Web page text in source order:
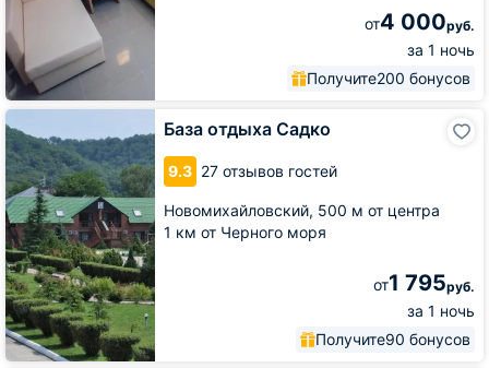
от4 000руб.
за 1 ночь
Получите200 бонусов
База отдыха Садко
9.3 27 отзывов гостей
Новомихайловский, 500 м от центра
1 км от Черного моря
от1 795руб.
за 1 ночь
Получите90 бонусов
База
отдыха
Садко